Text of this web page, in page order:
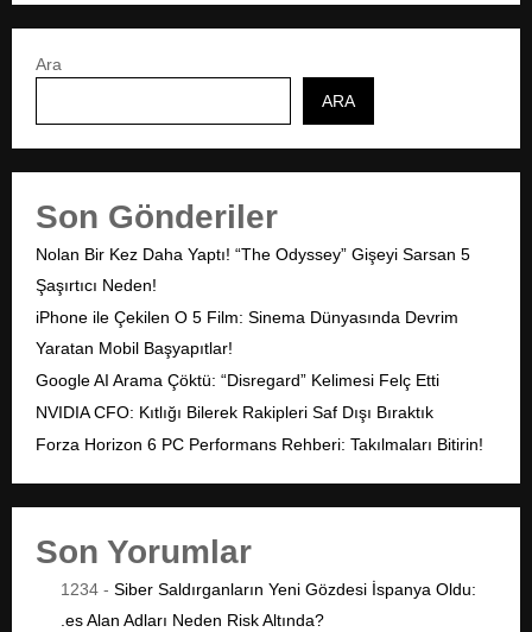
Ara
ARA
Son Gönderiler
Nolan Bir Kez Daha Yaptı! “The Odyssey” Gişeyi Sarsan 5
Şaşırtıcı Neden!
iPhone ile Çekilen O 5 Film: Sinema Dünyasında Devrim
Yaratan Mobil Başyapıtlar!
Google AI Arama Çöktü: “Disregard” Kelimesi Felç Etti
NVIDIA CFO: Kıtlığı Bilerek Rakipleri Saf Dışı Bıraktık
Forza Horizon 6 PC Performans Rehberi: Takılmaları Bitirin!
Son Yorumlar
1234 - Siber Saldırganların Yeni Gözdesi İspanya Oldu:
.es Alan Adları Neden Risk Altında?